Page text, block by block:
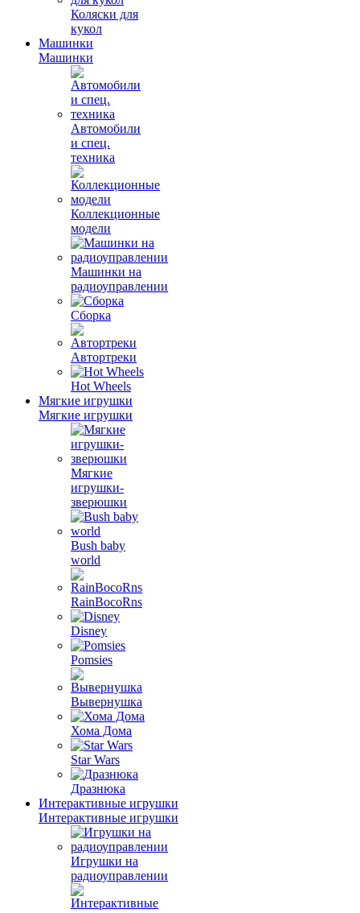
Коляски для
кукол
Машинки
Машинки
Автомобили
и спец.
техника
Коллекционные
модели
Машинки на
радиоуправлении
Сборка
Автортреки
Hot Wheels
Мягкие игрушки
Мягкие игрушки
Мягкие
игрушки-
зверюшки
Bush baby
world
RainBocoRns
Disney
Pomsies
Вывернушка
Хома Дома
Star Wars
Дразнюка
Интерактивные игрушки
Интерактивные игрушки
Игрушки на
радиоуправлении